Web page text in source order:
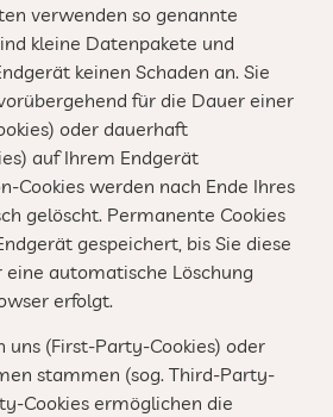
verwenden so genannte
sind kleine Datenpakete und
keinen Schaden an. Sie
für die Dauer einer
oder dauerhaft
auf Ihrem Endgerät
Cookies werden nach Ende Ihres
gelöscht. Permanente Cookies
gespeichert, bis Sie diese
eine automatische Löschung
erfolgt.
uns (First-Party-Cookies) oder
stammen (sog. Third-Party-
Cookies ermöglichen die